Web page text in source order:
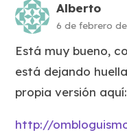
Alberto
6 de febrero
Está muy bueno,
está dejando
propia versión aquí:
http://